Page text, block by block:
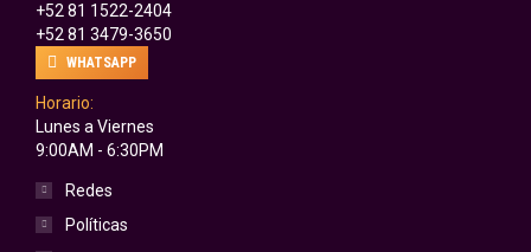
+52 81 1522-2404
+52 81 3479-3650
WHATSAPP
Horario:
Lunes a Viernes
9:00AM - 6:30PM
Redes
Políticas